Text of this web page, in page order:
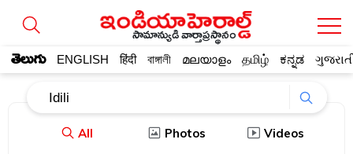
సామాన్యుడి వార్తాప్రస్థానం
తెలుగు ENGLISH हिंदी বাঙ্গালী മലയാളം தமிழ் ಕನ್ನಡ
All Photos Videos